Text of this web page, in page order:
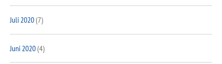
Juli 2020(7)
Juni 2020(4)